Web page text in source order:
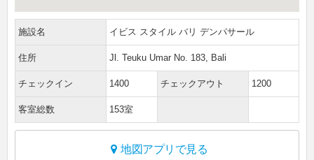
施設名 イビス スタイル バリ デンパサール
住所 Jl. Teuku Umar No. 183, Bali
チェックイン 1400 チェックアウト 1200
客室総数 153室
地図アプリで見る